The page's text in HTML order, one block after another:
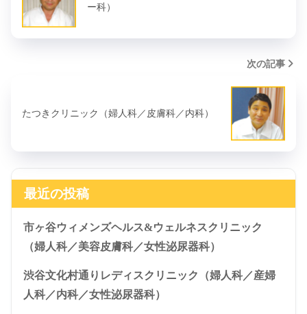
ー科）
次の記事
たつきクリニック（婦人科／皮膚科／内科）
最近の投稿
市ヶ谷ウィメンズヘルス&ウェルネスクリニック
（婦人科／美容皮膚科／女性泌尿器科）
渋谷文化村通りレディスクリニック（婦人科／産婦
人科／内科／女性泌尿器科）